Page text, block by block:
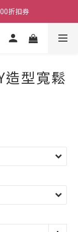
免運
折扣券
造型寬鬆